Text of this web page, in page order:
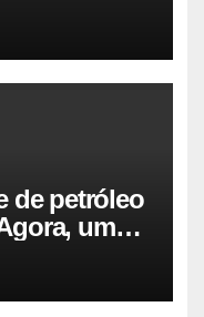
de petróleo
um
|